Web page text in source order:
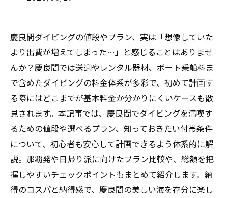
慶良間ダイビングの値段やプラン、実は「想像していた
より出費が増えてしまった…」と感じることはありませ
んか？慶良間では送迎やレンタル器材、ボート乗船料ま
で含めたダイビングの料金体系が多彩で、初めて計画す
る際にはどこまでが基本料金か分かりにくいケースも散
見されます。本記事では、慶良間でダイビングを満喫す
るための値段や選べるプラン、知っておきたい付帯条件
について、初心者も安心して計画できるよう体系的に解
説。那覇発や日帰り派に向けたプラン比較や、総額を把
握しやすいチェックポイントもまとめて紹介します。納
得のコスパと納得感で、慶良間の美しい海を存分に楽し